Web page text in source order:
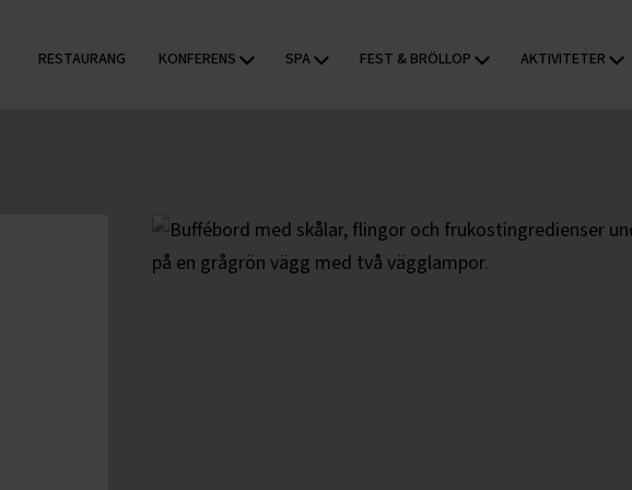
RESTAURANG KONFERENS SPA FEST & BRÖLLOP AKTIVITETER